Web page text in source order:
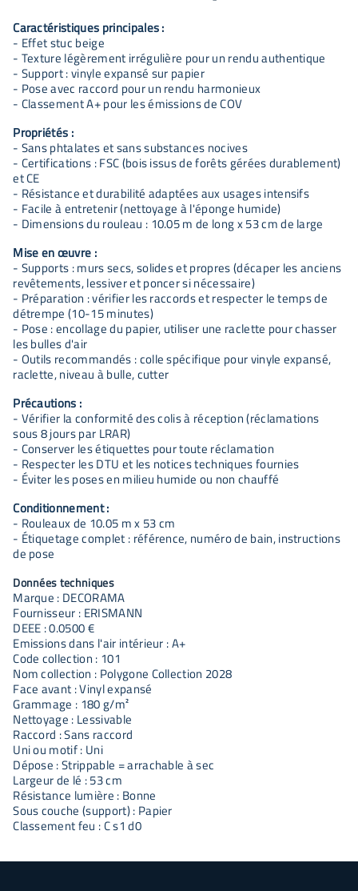
Caractéristiques principales :
- Effet stuc beige
- Texture légèrement irrégulière pour un rendu authentique
- Support : vinyle expansé sur papier
- Pose avec raccord pour un rendu harmonieux
- Classement A+ pour les émissions de COV
Propriétés :
- Sans phtalates et sans substances nocives
- Certifications : FSC (bois issus de forêts gérées durablement)
et CE
- Résistance et durabilité adaptées aux usages intensifs
- Facile à entretenir (nettoyage à l'éponge humide)
- Dimensions du rouleau : 10.05 m de long x 53 cm de large
Mise en œuvre :
- Supports : murs secs, solides et propres (décaper les anciens
revêtements, lessiver et poncer si nécessaire)
- Préparation : vérifier les raccords et respecter le temps de
détrempe (10-15 minutes)
- Pose : encollage du papier, utiliser une raclette pour chasser
les bulles d'air
- Outils recommandés : colle spécifique pour vinyle expansé,
raclette, niveau à bulle, cutter
Précautions :
- Vérifier la conformité des colis à réception (réclamations
sous 8 jours par LRAR)
- Conserver les étiquettes pour toute réclamation
- Respecter les DTU et les notices techniques fournies
- Éviter les poses en milieu humide ou non chauffé
Conditionnement :
- Rouleaux de 10.05 m x 53 cm
- Étiquetage complet : référence, numéro de bain, instructions
de pose
Données techniques
Marque : DECORAMA
Fournisseur : ERISMANN
DEEE : 0.0500 €
Emissions dans l'air intérieur : A+
Code collection : 101
Nom collection : Polygone Collection 2028
Face avant : Vinyl expansé
Grammage : 180 g/m²
Nettoyage : Lessivable
Raccord : Sans raccord
Uni ou motif : Uni
Dépose : Strippable = arrachable à sec
Largeur de lé : 53 cm
Résistance lumière : Bonne
Sous couche (support) : Papier
Classement feu : C s1 d0